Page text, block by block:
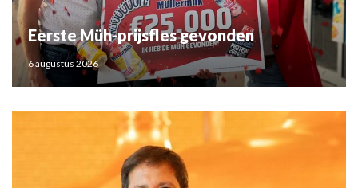
Eerste Müh-prijsfles gevonden
6 augustus 2026